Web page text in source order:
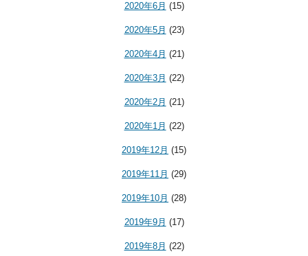
2020年6月 (15)
2020年5月 (23)
2020年4月 (21)
2020年3月 (22)
2020年2月 (21)
2020年1月 (22)
2019年12月 (15)
2019年11月 (29)
2019年10月 (28)
2019年9月 (17)
2019年8月 (22)